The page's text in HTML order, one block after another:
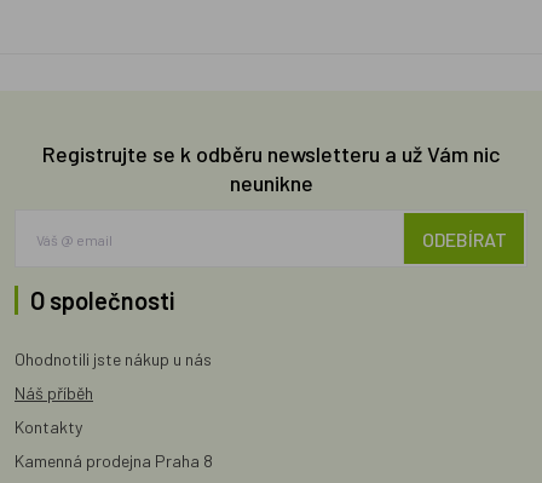
Registrujte se k odběru newsletteru a už Vám nic
neunikne
ODEBÍRAT
O společnosti
Ohodnotili jste nákup u nás
Náš příběh
Kontakty
Kamenná prodejna Praha 8